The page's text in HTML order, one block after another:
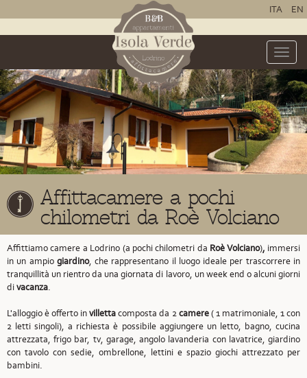
ITA EN
Toggle
Affittacamere a pochi
chilometri da Roè Volciano
Affittiamo camere a Lodrino (a pochi chilometri da Roè Volciano), immersi
in un ampio giardino, che rappresentano il luogo ideale per trascorrere in
tranquillità un rientro da una giornata di lavoro, un week end o alcuni giorni
divacanza.
L'alloggio è offerto invillettacomposta da 2camere( 1 matrimoniale, 1 con
2 letti singoli), a richiesta è possibile aggiungere un letto, bagno, cucina
attrezzata, frigo bar, tv, garage, angolo lavanderia con lavatrice, giardino
con tavolo con sedie, ombrellone, lettini e spazio giochi attrezzato per
bambini.